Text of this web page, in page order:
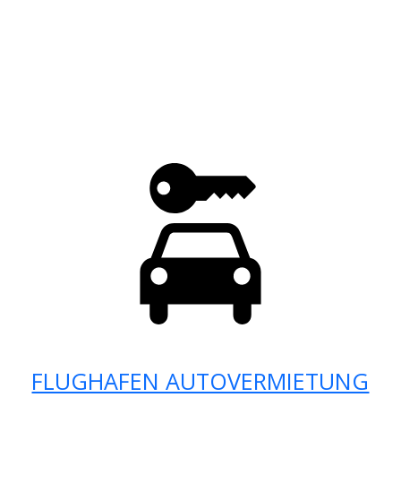
FLUGHAFEN AUTOVERMIETUNG